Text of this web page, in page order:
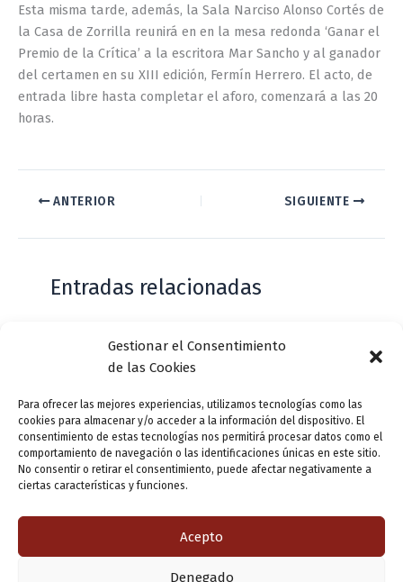
Gestionar el Consentimiento
de las Cookies
Para ofrecer las mejores experiencias, utilizamos tecnologías como las
cookies para almacenar y/o acceder a la información del dispositivo. El
consentimiento de estas tecnologías nos permitirá procesar datos como el
comportamiento de navegación o las identificaciones únicas en este sitio.
No consentir o retirar el consentimiento, puede afectar negativamente a
ciertas características y funciones.
Acepto
Denegado
Esta misma tarde, además, la Sala Narciso Alonso Cortés de
la Casa de Zorrilla reunirá en en la mesa redonda ‘Ganar el
Premio de la Crítica’ a la escritora Mar Sancho y al ganador
del certamen en su XIII edición, Fermín Herrero. El acto, de
entrada libre hasta completar el aforo, comenzará a las 20
horas.
ANTERIOR SIGUIENTE
Entradas relacionadas
Casa de Zorrilla conmemorarán el 168
aniversario del estreno de Don Juan
Tenorio
Deja un comentario / Actualidad / Por VLLensutinta
Actualidad / Por